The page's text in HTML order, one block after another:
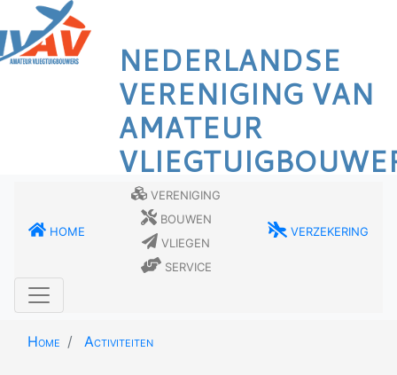
Overslaan
en
naar
NEDERLANDSE
VERENIGING VAN
AMATEUR
Home
Vereniging
Bouwen
Vliegen
Service
Verzekering
Home Activiteiten